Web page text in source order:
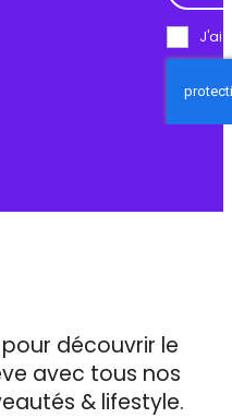
J'ai
découvrir le
avec tous nos
& lifestyle.